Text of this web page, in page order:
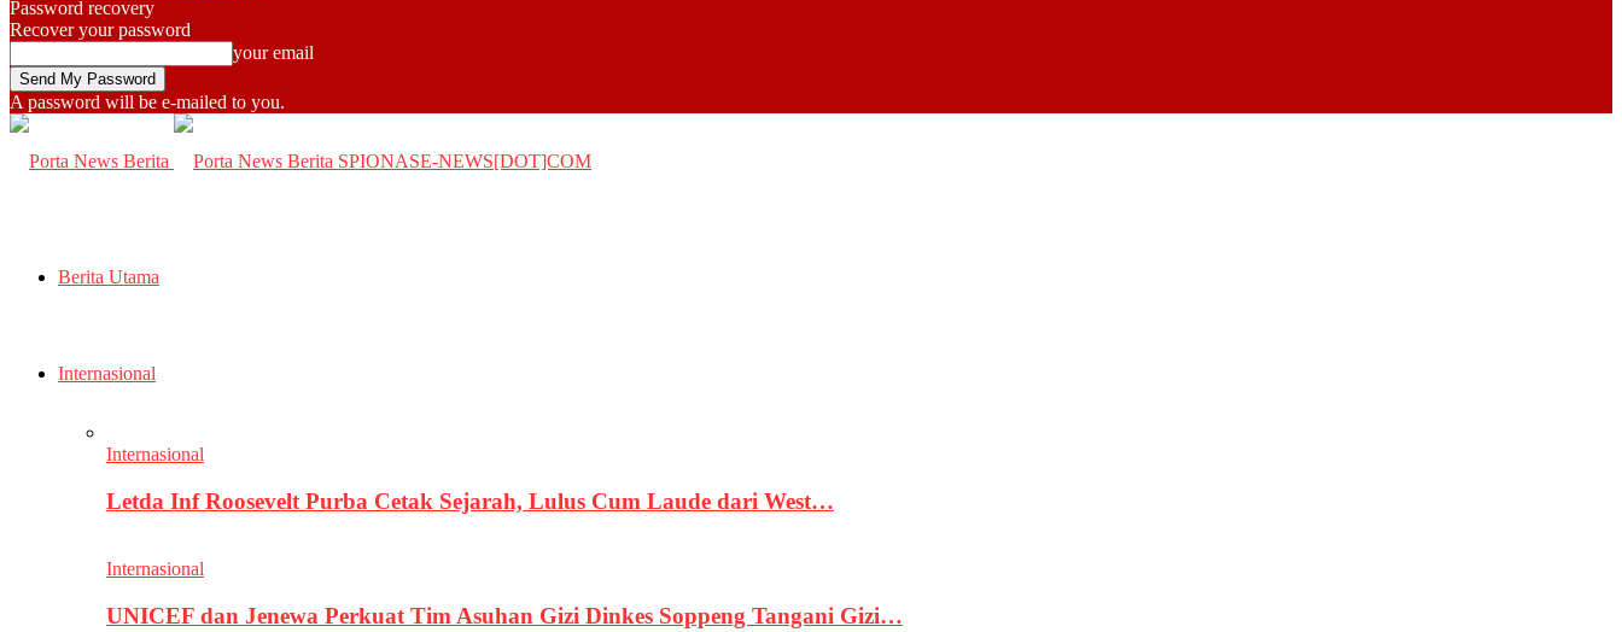
Password recovery
Recover your password
your email
A password will be e-mailed to you.
SPIONASE-NEWS[DOT]COM
Berita Utama
Internasional
Internasional
Letda Inf Roosevelt Purba Cetak Sejarah, Lulus Cum Laude dari West…
Internasional
UNICEF dan Jenewa Perkuat Tim Asuhan Gizi Dinkes Soppeng Tangani Gizi…